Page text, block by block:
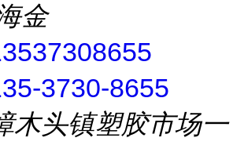
金
3730-8655
木头镇塑胶市场一